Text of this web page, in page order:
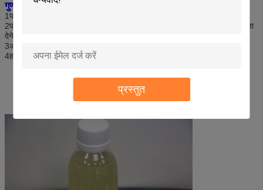
प्रस्तुत
गुण:
1पानी में किसी भी अनुपात में पतला किया जा सकता है।
2पॉलिएस्टर, कपास और इसके मिश्रण कपड़े को नरम, शराबी और चिकनी हाथ की भावना
देने के लिए।
3अच्छा नमक और क्षार प्रतिरोधक।
4हाइड्रोफिलिक और बहुत कम पीलापन।